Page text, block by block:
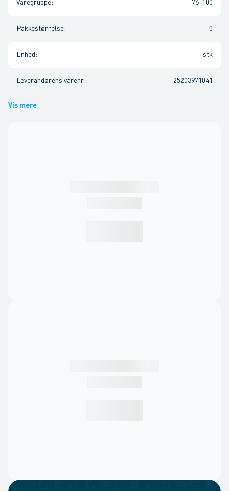
Varegruppe: 76-100
Pakkestørrelse: 0
Enhed : stk
Leverandørens varenr. : 25203971041
Vis mere